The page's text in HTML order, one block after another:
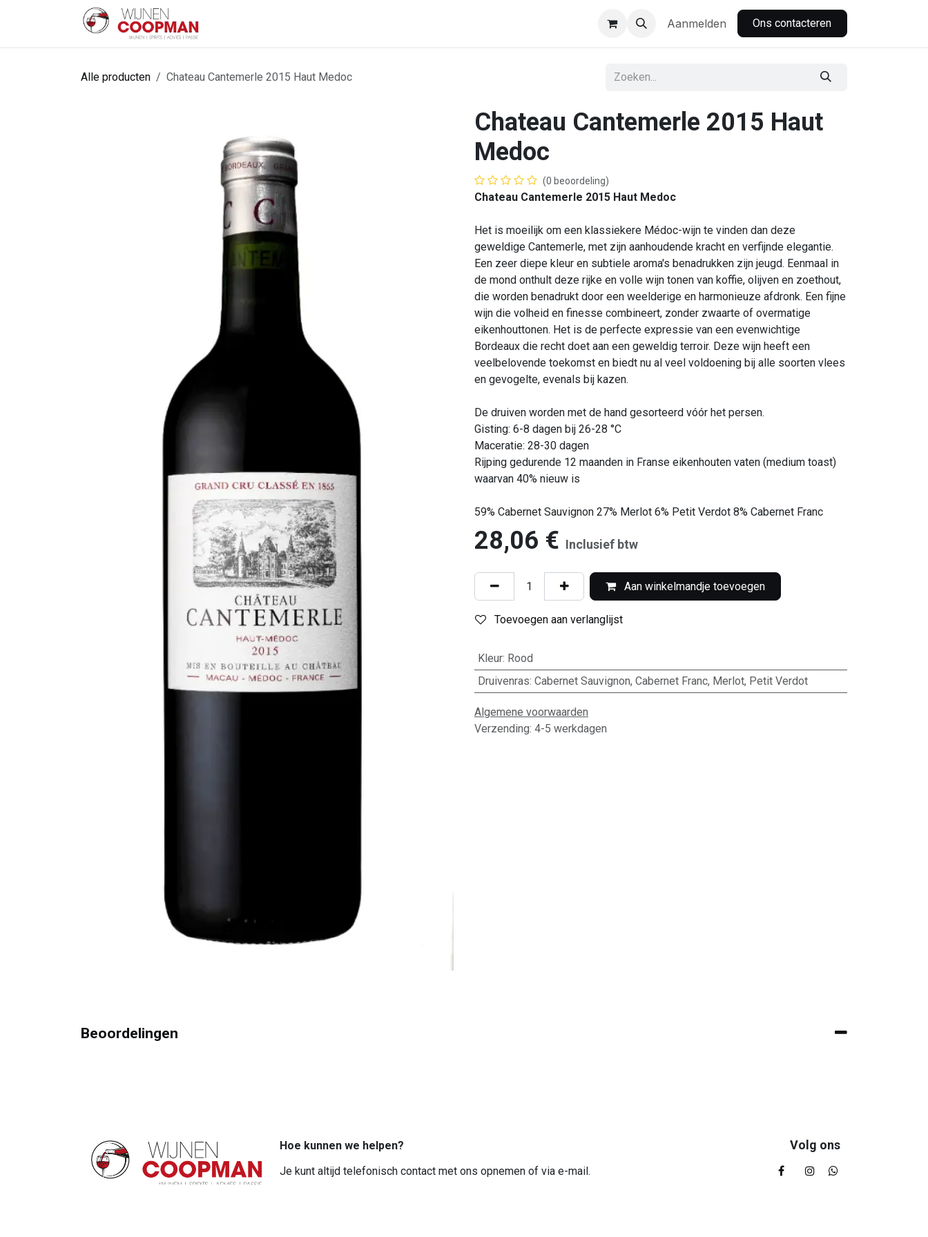
Overslaan naar inhoud
Onze mobiele wijnbar Aanmelden Ons contacteren
Alle producten Chateau Cantemerle 2015 Haut Medoc
Chateau Cantemerle 2015 Haut
Medoc
(0 beoordeling)
Chateau Cantemerle 2015 Haut Medoc
Het is moeilijk om een ​​klassiekere Médoc-wijn te vinden dan deze
geweldige Cantemerle, met zijn aanhoudende kracht en verfijnde elegantie.
Een zeer diepe kleur en subtiele aroma's benadrukken zijn jeugd. Eenmaal in
de mond onthult deze rijke en volle wijn tonen van koffie, olijven en zoethout,
die worden benadrukt door een weelderige en harmonieuze afdronk. Een fijne
wijn die volheid en finesse combineert, zonder zwaarte of overmatige
eikenhouttonen. Het is de perfecte expressie van een evenwichtige
Bordeaux die recht doet aan een geweldig terroir. Deze wijn heeft een
veelbelovende toekomst en biedt nu al veel voldoening bij alle soorten vlees
en gevogelte, evenals bij kazen.
De druiven worden met de hand gesorteerd vóór het persen.
Gisting: 6-8 dagen bij 26-28 °C
Maceratie: 28-30 dagen
Rijping gedurende 12 maanden in Franse eikenhouten vaten (medium toast)
waarvan 40% nieuw is
59% Cabernet Sauvignon 27% Merlot 6% Petit Verdot 8% Cabernet Franc
28,06 € Inclusief btw
Aan winkelmandje toevoegen
Toevoegen aan verlanglijst
Kleur: Rood
Druivenras: Cabernet Sauvignon, Cabernet Franc, Merlot, Petit Verdot
Algemene voorwaarden
Verzending: 4-5 werkdagen
Beoordelingen
Hoe kunnen we helpen?
Je kunt altijd telefonisch contact met ons opnemen of via e-mail.
Volg ons